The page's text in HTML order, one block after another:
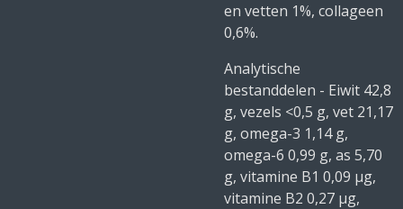
en vetten 1%, collageen
0,6%.
Analytische
bestanddelen - Eiwit 42,8
g, vezels <0,5 g, vet 21,17
g, omega-3 1,14 g,
omega-6 0,99 g, as 5,70
g, vitamine B1 0,09 μg,
vitamine B2 0,27 μg,